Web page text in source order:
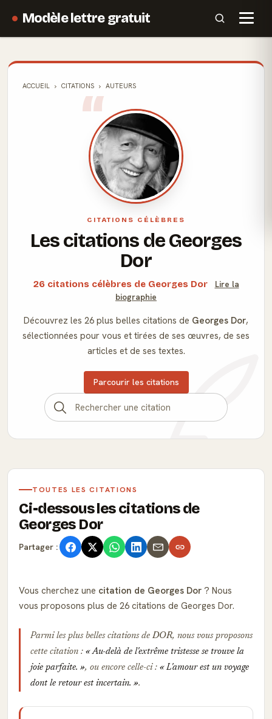
Modèle lettre gratuit
ACCUEIL CITATIONS AUTEURS
CITATIONS CÉLÈBRES
Les citations de Georges
Dor
26 citations célèbres de Georges Dor
Lire la
biographie
Découvrez les 26 plus belles citations de Georges Dor,
sélectionnées pour vous et tirées de ses œuvres, de ses
articles et de ses textes.
Parcourir les citations
TOUTES LES CITATIONS
Ci-dessous les citations de
Georges Dor
Partager :
Vous cherchez une citation de Georges Dor ? Nous
vous proposons plus de 26 citations de Georges Dor.
Parmi les plus belles citations de DOR, nous vous proposons
cette citation :
Au-delà de l'extrême tristesse se trouve la
joie parfaite.
, ou encore celle-ci :
L'amour est un voyage
dont le retour est incertain.
.